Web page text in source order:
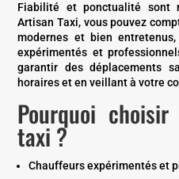
Fiabilité et ponctualité sont
Artisan Taxi, vous pouvez
modernes et bien
expérimentés et
garantir des déplacements
horaires et en veillant à votre
Pourquoi
taxi ?
Chauffeurs expérimentés et